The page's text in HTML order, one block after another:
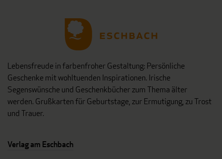
Lebensfreude in farbenfroher Gestaltung: Persönliche
Geschenke mit wohltuenden Inspirationen. Irische
Segenswünsche und Geschenkbücher zum Thema älter
werden. Grußkarten für Geburtstage, zur Ermutigung, zu Trost
und Trauer.
Verlag am Eschbach